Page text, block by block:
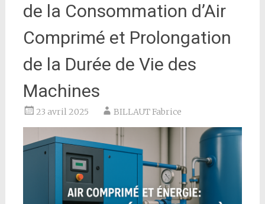
de la Consommation d’Air
Comprimé et Prolongation
de la Durée de Vie des
Machines
23 avril 2025 BILLAUT Fabrice